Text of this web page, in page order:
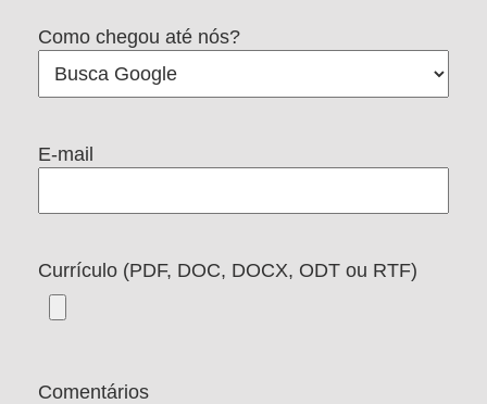
Como chegou até nós?
E-mail
Currículo (PDF, DOC, DOCX, ODT ou RTF)
Comentários